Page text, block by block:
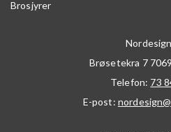
Brosjyrer
Brøsetekra 7 7069
Telefon: 73
E-post: